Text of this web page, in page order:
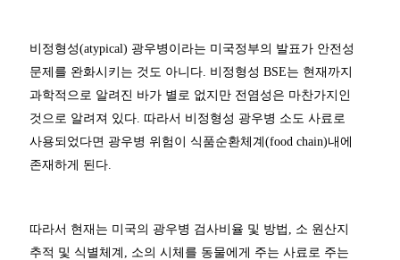
비정형성(atypical) 광우병이라는 미국정부의 발표가 안전성
문제를 완화시키는 것도 아니다. 비정형성 BSE는 현재까지
과학적으로 알려진 바가 별로 없지만 전염성은 마찬가지인
것으로 알려져 있다. 따라서 비정형성 광우병 소도 사료로
사용되었다면 광우병 위험이 식품순환체계(food chain)내에
존재하게 된다.
따라서 현재는 미국의 광우병 검사비율 및 방법, 소 원산지
추적 및 식별체계, 소의 시체를 동물에게 주는 사료로 주는